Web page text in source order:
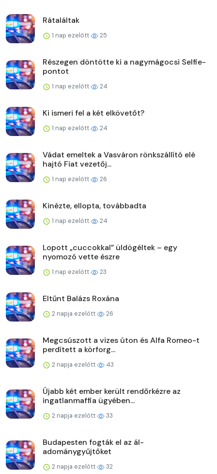
Rátaláltak
1 nap ezelőtt 25
Részegen döntötte ki a nagymágocsi Selfie-
pontot
1 nap ezelőtt 24
Ki ismeri fel a két elkövetőt?
1 nap ezelőtt 24
Vádat emeltek a Vasváron rönkszállító elé
hajtó Fiat vezetőj...
1 nap ezelőtt 26
Kinézte, ellopta, továbbadta
1 nap ezelőtt 24
Lopott „cuccokkal” üldögéltek – egy
nyomozó vette észre
1 nap ezelőtt 23
Eltűnt Balázs Roxána
2 napja ezelőtt 26
Megcsúszott a vizes úton és Alfa Romeo-t
perdített a körforg...
2 napja ezelőtt 43
Újabb két ember került rendőrkézre az
ingatlanmaffia ügyében...
2 napja ezelőtt 33
Budapesten fogták el az ál-
adománygyűjtőket
2 napja ezelőtt 32